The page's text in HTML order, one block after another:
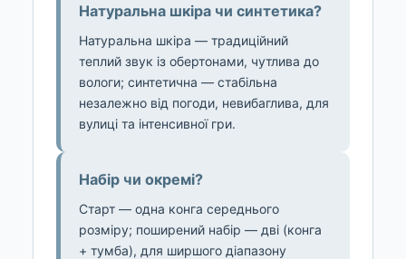
Натуральна шкіра чи синтетика?
Натуральна шкіра — традиційний
теплий звук із обертонами, чутлива до
вологи; синтетична — стабільна
незалежно від погоди, невибаглива, для
вулиці та інтенсивної гри.
Набір чи окремі?
Старт — одна конга середнього
розміру; поширений набір — дві (конга
+ тумба), для ширшого діапазону